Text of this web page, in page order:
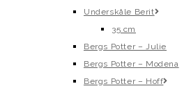
Underskåle Berit
35 cm
Bergs Potter – Julie
Bergs Potter – Modena
Bergs Potter – Hoff